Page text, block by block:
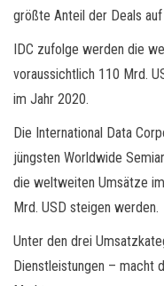
größte Anteil der Deals
IDC zufolge werden die
voraussichtlich 110 Mrd.
im Jahr 2020.
Die International Data
jüngsten Worldwide
die weltweiten Umsätze
Mrd. USD steigen werden.
Unter den drei
Dienstleistungen – macht